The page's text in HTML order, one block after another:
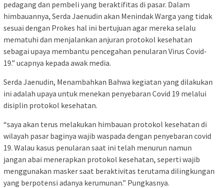
pedagang dan pembeli yang beraktifitas di pasar. Dalam
himbauannya, Serda Jaenudin akan Menindak Warga yang tidak
sesuai dengan Prokes hal ini bertujuan agar mereka selalu
mematuhi dan menjalankan anjuran protokol kesehatan
sebagai upaya membantu pencegahan penularan Virus Covid-
19.” ucapnya kepada awak media.
Serda Jaenudin, Menambahkan Bahwa kegiatan yang dilakukan
ini adalah upaya untuk menekan penyebaran Covid 19 melalui
disiplin protokol kesehatan.
“saya akan terus melakukan himbauan protokol kesehatan di
wilayah pasar baginya wajib waspada dengan penyebaran covid
19. Walau kasus penularan saat ini telah menurun namun
jangan abai menerapkan protokol kesehatan, seperti wajib
menggunakan masker saat beraktivitas terutama dilingkungan
yang berpotensi adanya kerumunan.” Pungkasnya.